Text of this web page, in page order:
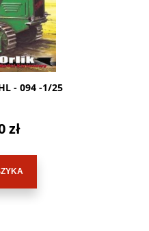
- 094 -1/25
zł